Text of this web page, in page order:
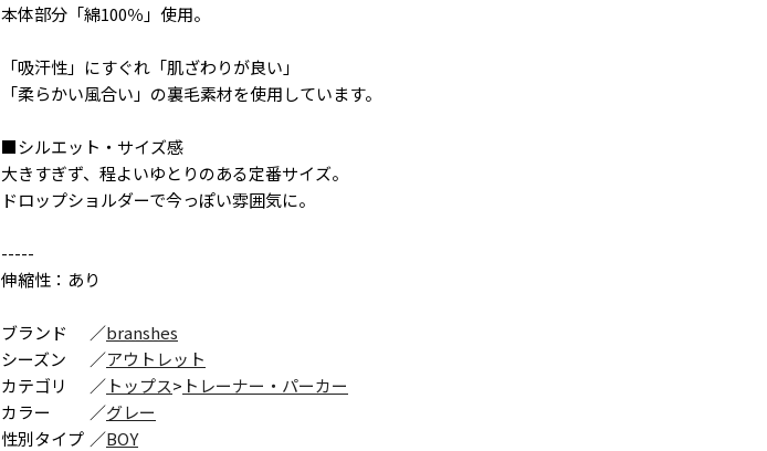
本体部分「綿100％」使用。
「吸汗性」にすぐれ「肌ざわりが良い」
「柔らかい風合い」の裏毛素材を使用しています。
■シルエット・サイズ感
大きすぎず、程よいゆとりのある定番サイズ。
ドロップショルダーで今っぽい雰囲気に。
-----
伸縮性：あり
ブランド ／branshes
シーズン
／アウトレット
カテゴリ
／ トップス> トレーナー・パーカー
カラー
／グレー
性別タイプ ／BOY